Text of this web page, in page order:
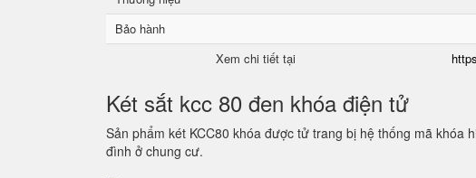
Bảo hành
Xem chi tiết tại
Két sắt kcc 80 đen khóa điện tử
Sản phẩm két KCC80 khóa được tử trang bị hệ thống mã khóa
đình ở chung cư.